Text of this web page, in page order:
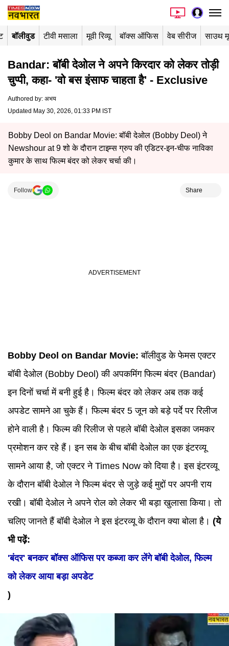
बॉलीवुड टीवी मसाला मूवी रिव्यू बॉक्स ऑफिस वेब सीरीज साउथ
Bandar: बॉबी देओल ने अपने किरदार को लेकर तोड़ी
चुप्पी, कहा- 'वो बस इंसाफ चाहता है' - Exclusive
Authored by: अभय
Updated May 30, 2026, 01:33 PM IST
Bobby Deol on Bandar Movie: बॉबी देओल (Bobby Deol) ने
Newshour at 9 शो के दौरान टाइम्स ग्रुप की एडिटर-इन-चीफ नाविका
कुमार के साथ फिल्म बंदर को लेकर चर्चा की।
Follow Share
Bobby Deol on Bandar Movie: बॉलीवुड के फेमस एक्टर
बॉबी देओल (Bobby Deol) की अपकमिंग फिल्म बंदर (Bandar)
इन दिनों चर्चा में बनी हुई है। फिल्म बंदर को लेकर अब तक कई
अपडेट सामने आ चुके हैं। फिल्म बंदर 5 जून को बड़े पर्दे पर रिलीज
होने वाली है। फिल्म की रिलीज से पहले बॉबी देओल इसका जमकर
प्रमोशन कर रहे हैं। इन सब के बीच बॉबी देओल का एक इंटरव्यू
सामने आया है, जो एक्टर ने Times Now को दिया है। इस इंटरव्यू
के दौरान बॉबी देओल ने फिल्म बंदर से जुड़े कई मुद्दों पर अपनी राय
रखी। बॉबी देओल ने अपने रोल को लेकर भी बड़ा खुलासा किया। तो
चलिए जानते हैं बॉबी देओल ने इस इंटरव्यू के दौरान क्या बोला है। (ये
भी पढ़ें:
'बंदर' बनकर बॉक्स ऑफिस पर कब्जा कर लेंगे बॉबी देओल, फिल्म
को लेकर आया बड़ा अपडेट
)